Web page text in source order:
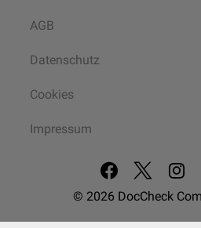
AGB
Datenschutz
Cookies
Impressum
© 2026 DocCheck